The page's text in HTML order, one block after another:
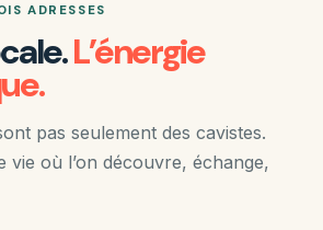
ADRESSES
L’énergie
pas seulement des cavistes.
vie où l’on découvre, échange,